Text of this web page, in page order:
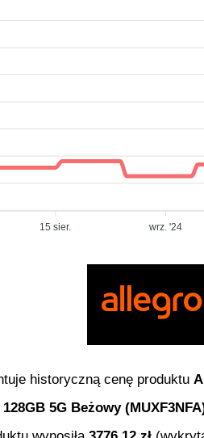
15 sier. wrz. '24
historyczną cenę produktu
5G Beżowy